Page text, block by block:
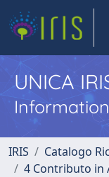
UNICA
IRIS
Catalogo
4 Contributo in